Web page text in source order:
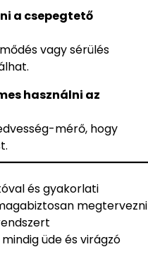
a csepegtető
vagy sérülés
használni az
mérő, hogy
és gyakorlati
megtervezni
üde és virágzó